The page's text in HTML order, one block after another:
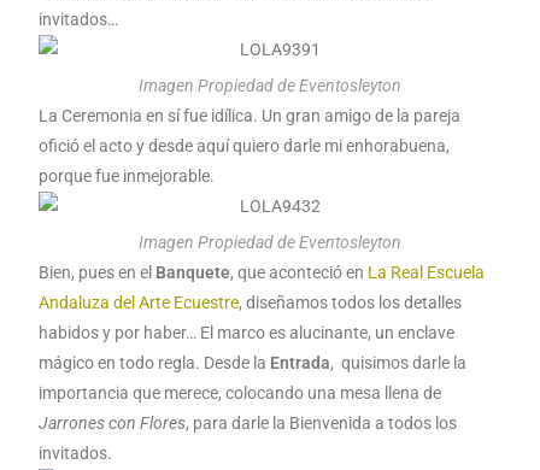
invitados…
Imagen Propiedad de Eventosleyton
La Ceremonia en sí fue idílica. Un gran amigo de la pareja
ofició el acto y desde aquí quiero darle mi enhorabuena,
porque fue inmejorable.
Imagen Propiedad de Eventosleyton
Bien, pues en el Banquete, que aconteció en La Real Escuela
Andaluza del Arte Ecuestre, diseñamos todos los detalles
habidos y por haber… El marco es alucinante, un enclave
mágico en todo regla. Desde la Entrada, quisimos darle la
importancia que merece, colocando una mesa llena de
Jarrones con Flores, para darle la Bienvenida a todos los
invitados.